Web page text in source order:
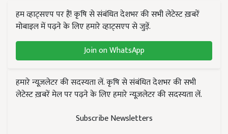
हम व्हाट्सएप पर हैं! कृषि से संबंधित देशभर की सभी लेटेस्ट ख़बरें
मोबाइल में पढ़ने के लिए हमारे व्हाट्सएप से जुड़ें.
Join on WhatsApp
हमारे न्यूज़लेटर की सदस्यता लें. कृषि से संबंधित देशभर की सभी
लेटेस्ट ख़बरें मेल पर पढ़ने के लिए हमारे न्यूज़लेटर की सदस्यता लें.
Subscribe Newsletters